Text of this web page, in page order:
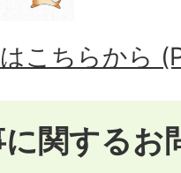
こちらから
関するお